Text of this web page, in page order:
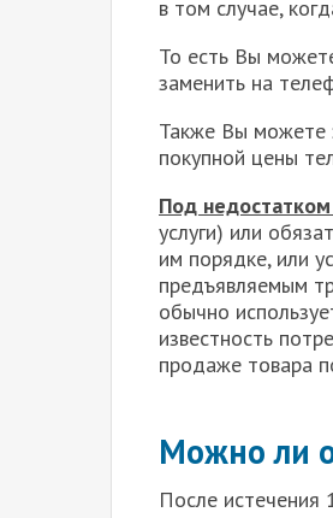
в том случае,
То есть Вы
заменить на
Также Вы можете
покупной цены
Под
услуги) или
им порядке, или
предъявляемым
обычно
известность
продаже товара
Можно ли
После истечения